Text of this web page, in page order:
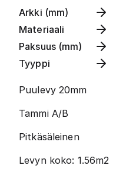
Arkki (mm)
Materiaali
Paksuus (mm)
Tyyppi
Puulevy 20mm
Tammi A/B
Pitkäsäleinen
Levyn koko: 1.56m2